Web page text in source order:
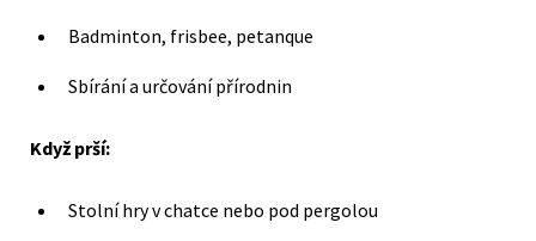
Badminton, frisbee, petanque
Sbírání a určování přírodnin
Když prší:
Stolní hry v chatce nebo pod pergolou